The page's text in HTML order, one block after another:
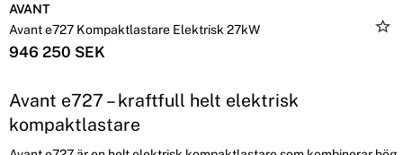
AVANT
Avant e727 Kompaktlastare Elektrisk 27kW
946 250 SEK
Avant e727 – kraftfull helt elektrisk
kompaktlastare